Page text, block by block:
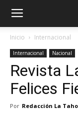
Inicio Internacional
Internacional Nacional
Revista
Felices
Por Redacción La